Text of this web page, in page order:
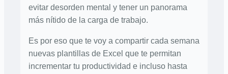
evitar desorden mental y tener un panorama
más nítido de la carga de trabajo.
Es por eso que te voy a compartir cada semana
nuevas plantillas de Excel que te permitan
incrementar tu productividad e incluso hasta